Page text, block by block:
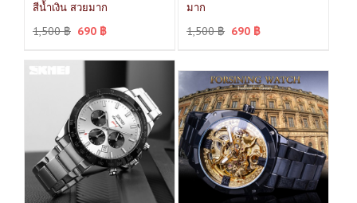
สีน้ำเงิน สวยมาก
1,500฿ 690 ฿
มาก
1,500฿ 690 ฿